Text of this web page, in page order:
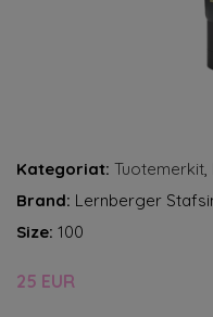
Kategoriat: Tuotemerkit,
Brand: Lernberger
Size: 100
25 EUR